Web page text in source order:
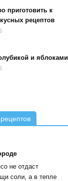
приготовить к
рецептов
и яблоками
не отдаст
соли, а в тепле